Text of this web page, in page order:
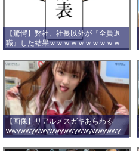
【驚愕】弊社、社長以外が『全員退
職』した結果ｗｗｗｗｗｗｗｗｗｗ
ｗｗｗ
【画像】リアルメスガキあらわる
wwywwywwywwywwywwywwywwy
wwy